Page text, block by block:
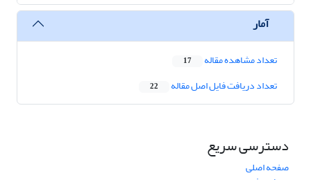
آمار
تعداد مشاهده مقاله 17
تعداد دریافت فایل اصل مقاله 22
دسترسی سریع
صفحه اصلی